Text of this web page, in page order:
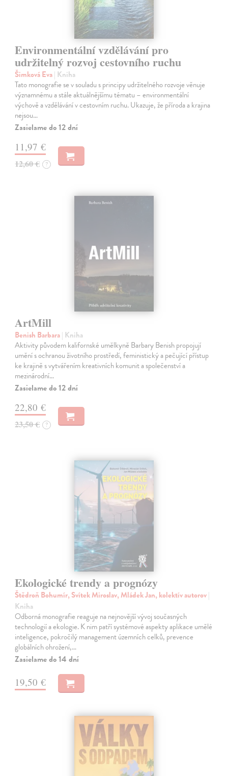
Environmentální vzdělávání pro
udržitelný rozvoj cestovního ruchu
Šimková Eva| Kniha
Tato monografie se v souladu s principy udržitelného rozvoje věnuje
významnému a stále aktuálnějšímu tématu – environmentální
výchově a vzdělávání v cestovním ruchu. Ukazuje, že příroda a krajina
nejsou…
Zasielame do 12 dní
11,97 €
12,60 € ?
ArtMill
Benish Barbara| Kniha
Aktivity původem kalifornské umělkyně Barbary Benish propojují
umění s ochranou životního prostředí, feministický a pečující přístup
ke krajině s vytvářením kreativních komunit a společenství a
mezinárodní…
Zasielame do 12 dní
22,80 €
23,50 € ?
Ekologické trendy a prognózy
Štědroň Bohumír, Svítek Miroslav, Mládek Jan, kolektív autorov|
Kniha
Odborná monografie reaguje na nejnovější vývoj současných
technologií a ekologie. K nim patří systémové aspekty aplikace umělé
inteligence, pokročilý management územních celků, prevence
globálních ohrožení,…
Zasielame do 14 dní
19,50 €